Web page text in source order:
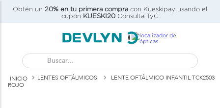
Obtén un 20% en tu primera compra con Kueskipay usando el
cupón KUESKI20 Consulta TyC
Buscar...
LENTES OFTÁLMICOS
LENTE OFTÁLMICO INFANTIL TCK2503
ROJO